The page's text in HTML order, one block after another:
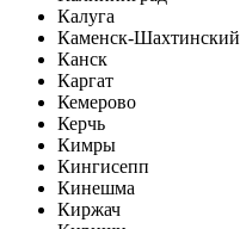
Калуга
Каменск-Шахтинский
Канск
Каргат
Кемерово
Керчь
Кимры
Кингисепп
Кинешма
Киржач